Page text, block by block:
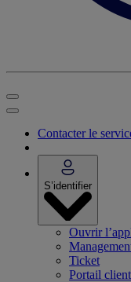
Contacter le
S’identifier
Ouvrir
Ticket
Portail client